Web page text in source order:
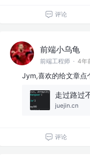
评论
前端小乌龟
前端工程师 · 4年
Jym,喜欢的给文章点
juejin.cn
评论